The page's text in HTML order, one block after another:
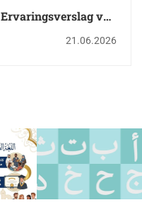
Ervaringsverslag van
Een reis van leren en
21.06.2026